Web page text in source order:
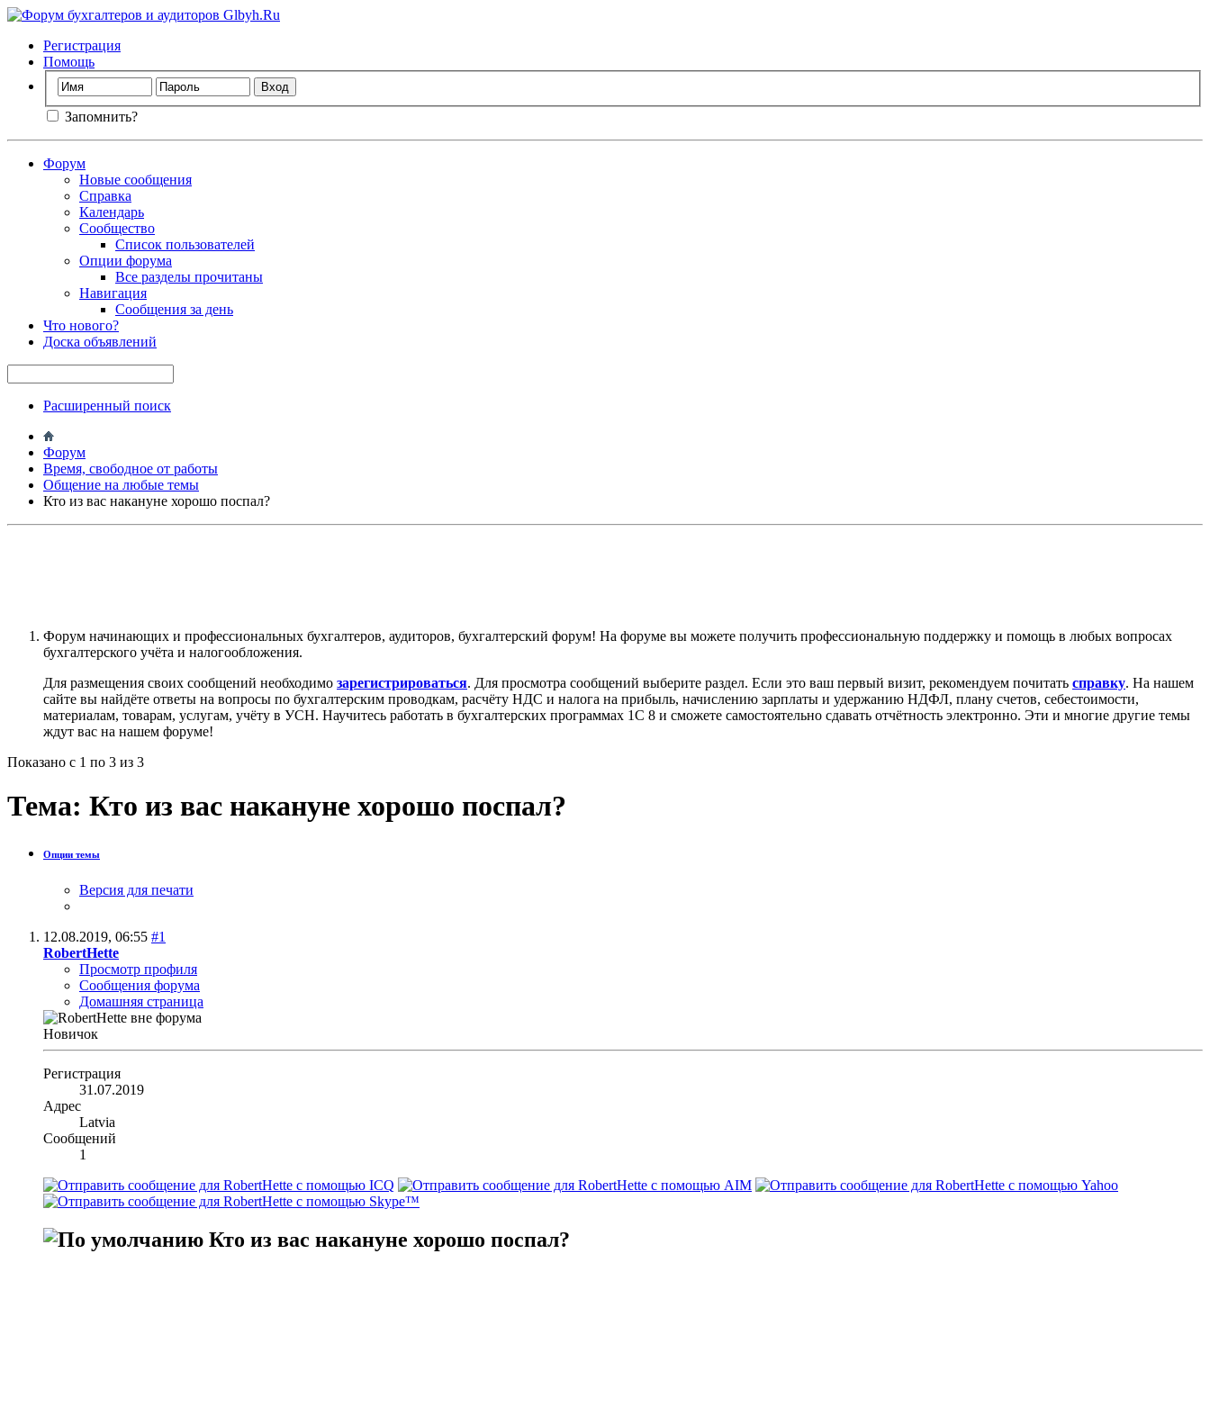
Регистрация
Помощь
Запомнить?
Форум
Новые сообщения
Справка
Календарь
Сообщество
Список пользователей
Опции форума
Все разделы прочитаны
Навигация
Сообщения за день
Что нового?
Доска объявлений
Расширенный поиск
Форум
Время, свободное от работы
Общение на любые темы
Кто из вас накануне хорошо поспал?
Форум начинающих и профессиональных бухгалтеров, аудиторов, бухгалтерский форум! На форуме вы можете получить профессиональную поддержку и помощь в любых вопросах
бухгалтерского учёта и налогообложения.
Для размещения своих сообщений необходимо зарегистрироваться. Для просмотра сообщений выберите раздел. Если это ваш первый визит, рекомендуем почитать справку. На нашем
сайте вы найдёте ответы на вопросы по бухгалтерским проводкам, расчёту НДС и налога на прибыль, начислению зарплаты и удержанию НДФЛ, плану счетов, себестоимости,
материалам, товарам, услугам, учёту в УСН. Научитесь работать в бухгалтерских программах 1С 8 и сможете самостоятельно сдавать отчётность электронно. Эти и многие другие темы
ждут вас на нашем форуме!
Показано с 1 по 3 из 3
Тема: Кто из вас накануне хорошо поспал?
Опции темы
Версия для печати
12.08.2019, 06:55 #1
RobertHette
Просмотр профиля
Сообщения форума
Домашняя страница
Новичок
Регистрация
31.07.2019
Адрес
Latvia
Сообщений
1
Кто из вас накануне хорошо поспал?